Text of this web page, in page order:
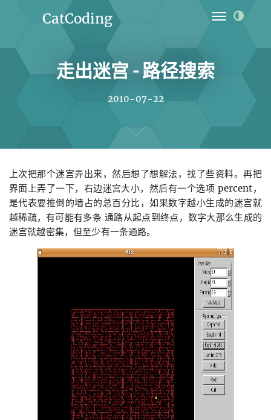
CatCoding
Archives
Ideas
Links
Projects
About
走出迷宫 - 路径搜索
2010-07-22
上次把那个迷宫弄出来，然后想了想解法，找了些资料。再把
界面上弄了一下，右边迷宫大小，然后有一个选项 percent，
是代表要推倒的墙占的总百分比，如果数字越小生成的迷宫就
越稀疏，有可能有多条 通路从起点到终点，数字大那么生成的
迷宫就越密集，但至少有一条通路。